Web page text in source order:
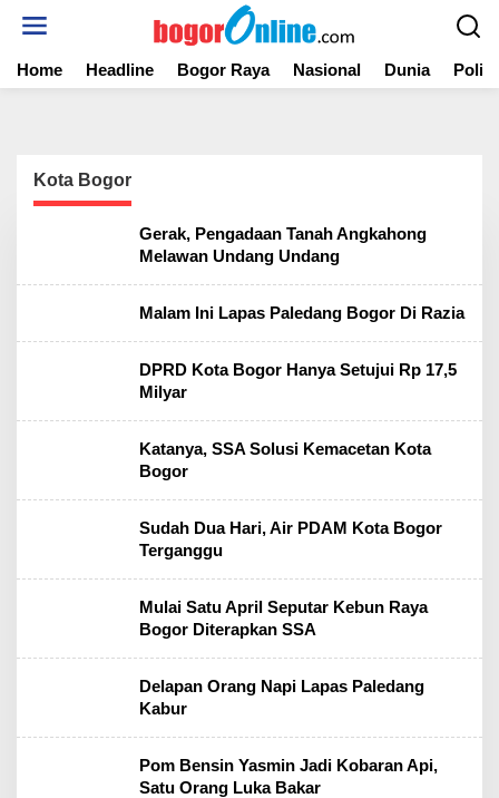
t
Home Headline Bogor Raya Nasional Dunia
Kota Bogor
Gerak, Pengadaan Tanah Angkahong
Melawan Undang Undang
Malam Ini Lapas Paledang Bogor Di Razia
DPRD Kota Bogor Hanya Setujui Rp 17,5
Milyar
Katanya, SSA Solusi Kemacetan Kota
Bogor
Sudah Dua Hari, Air PDAM Kota Bogor
Terganggu
Mulai Satu April Seputar Kebun Raya
Bogor Diterapkan SSA
Delapan Orang Napi Lapas Paledang
Kabur
Pom Bensin Yasmin Jadi Kobaran Api,
Satu Orang Luka Bakar